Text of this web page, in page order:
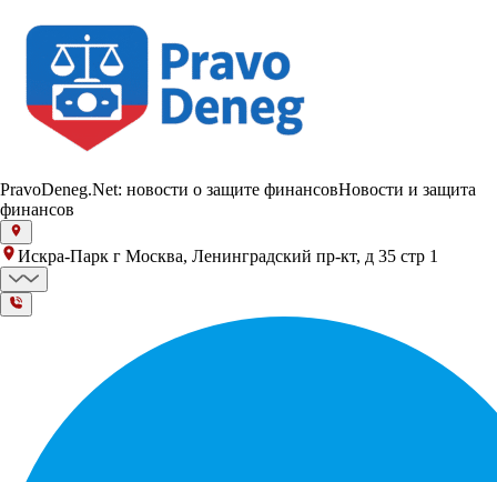
PravoDeneg.Net: новости о защите финансовНовости и защита
финансов
Искра-Парк г Москва, Ленинградский пр-кт, д 35 стр 1